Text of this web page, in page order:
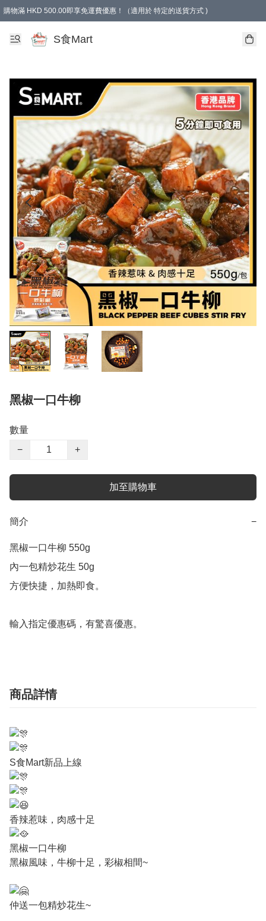
購物滿 HKD 500.00即享免運費優惠！（適用於 特定的送貨方式 )
S食Mart
黑椒一口牛柳
數量
−
+
加至購物車
簡介 −
黑椒一口牛柳 550g
內一包精炒花生 50g
方便快捷，加熱即食。
輸入指定優惠碼，有驚喜優惠。
商品詳情
S食Mart新品上線
香辣惹味，肉感十足
黑椒一口牛柳
黑椒風味，牛柳十足，彩椒相間~
仲送一包精炒花生~